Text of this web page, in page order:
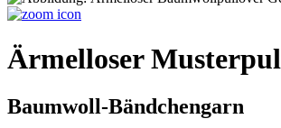
Ärmelloser
Baumwoll-Bändchengarn